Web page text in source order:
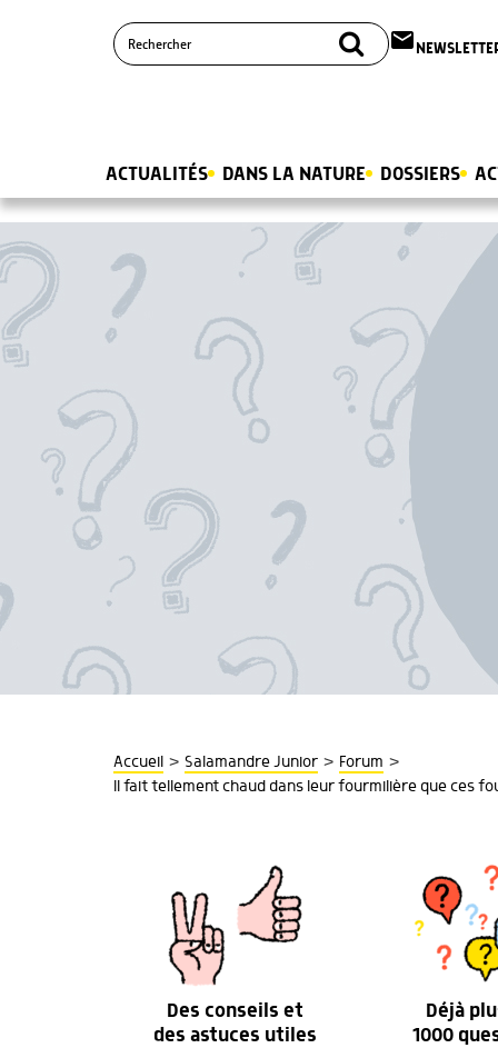
email
ACTUALITÉS DANS LA NATURE DOSSIERS
Accueil > Salamandre Junior > Forum >
Il fait tellement chaud dans leur fourmilière que ces
Des conseils et
des astuces utiles
Déjà
1000